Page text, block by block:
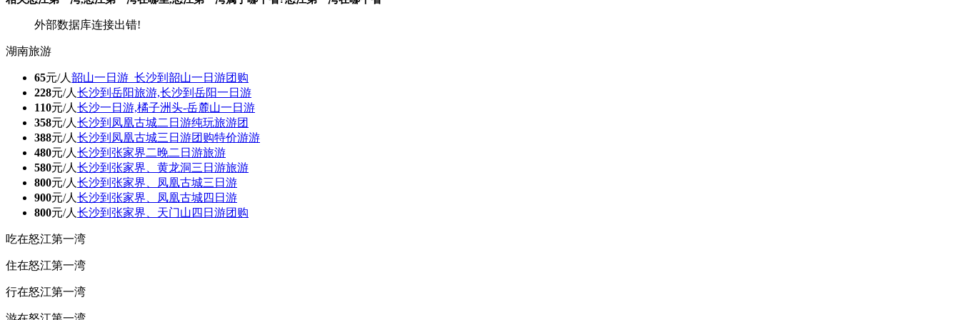
外部数据库连接出错!
湖南旅游
65元/人 韶山一日游_长沙到韶山一日游团购
228元/人 长沙到岳阳旅游,长沙到岳阳一日游
110元/人 长沙一日游,橘子洲头-岳麓山一日游
358元/人 长沙到凤凰古城二日游纯玩旅游团
388元/人 长沙到凤凰古城三日游团购特价游游
480元/人 长沙到张家界二晚二日游旅游
580元/人 长沙到张家界、黄龙洞三日游旅游
800元/人 长沙到张家界、凤凰古城三日游
900元/人 长沙到张家界、凤凰古城四日游
800元/人 长沙到张家界、天门山四日游团购
吃在怒江第一湾
住在怒江第一湾
行在怒江第一湾